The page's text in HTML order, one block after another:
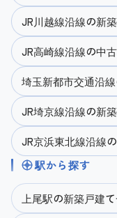
JR川越線沿線の新
JR高崎線沿線の中
埼玉新都市交通沿
JR埼京線沿線の新
JR京浜東北線沿線
駅から探す
上尾駅の新築戸建